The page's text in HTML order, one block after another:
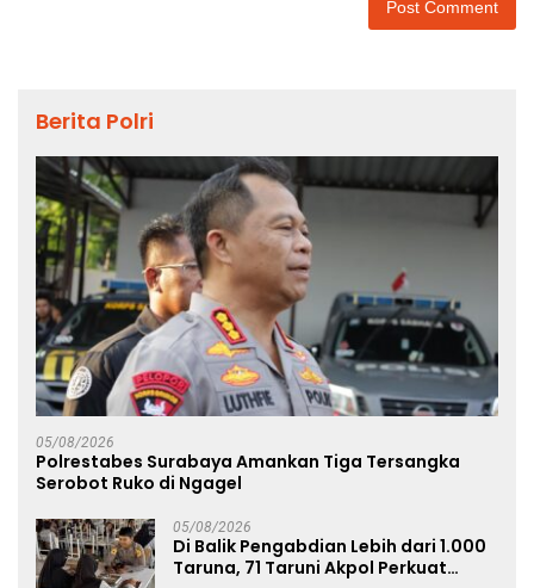
Berita Polri
05/08/2026
Polrestabes Surabaya Amankan Tiga Tersangka
Serobot Ruko di Ngagel
05/08/2026
Di Balik Pengabdian Lebih dari 1.000
Taruna, 71 Taruni Akpol Perkuat